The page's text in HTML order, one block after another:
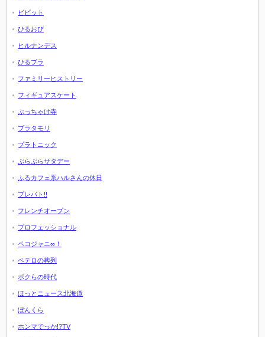
ビビット
ひるおび
ヒルナンデス
ひるブラ
ファミリーヒストリー
フィギュアスケート
ぶっちゃけ寺
ブラタモリ
プラトニック
ぶらぶらサタデー
ふるカフェ系ハルさんの休日
プレバト!!
フレンチオープン
プロフェッショナル
ペコジャニ∞！
ペテロの葬列
ボクらの時代
ほっとニュース北海道
ぼんくら
ホンマでっか!?TV